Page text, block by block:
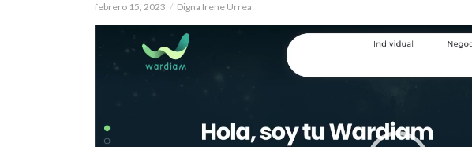
febrero 15, 2023 Digna Irene Urrea